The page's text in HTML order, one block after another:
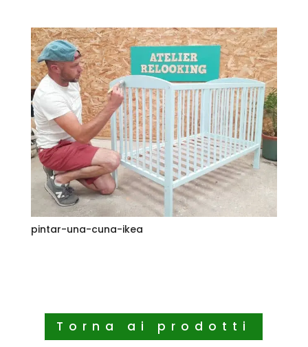
pintar-una-cuna-ikea
Torna ai prodotti